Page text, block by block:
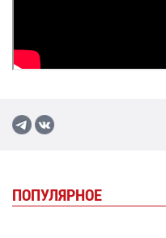
ПОПУЛЯРНОЕ